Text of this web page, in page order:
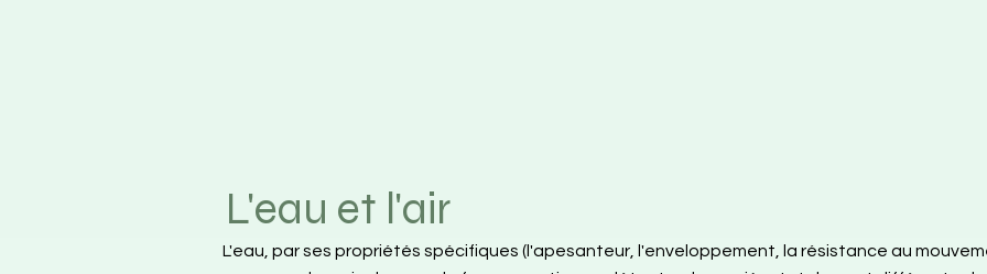
L'eau et l'air
L'eau, par ses propriétés spécifiques (l'apesanteur, l'enveloppement, la résistance au